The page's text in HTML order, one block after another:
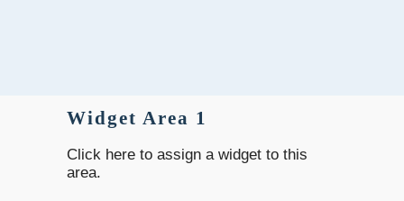
Widget Area 1
Click here to assign a widget to this
area.